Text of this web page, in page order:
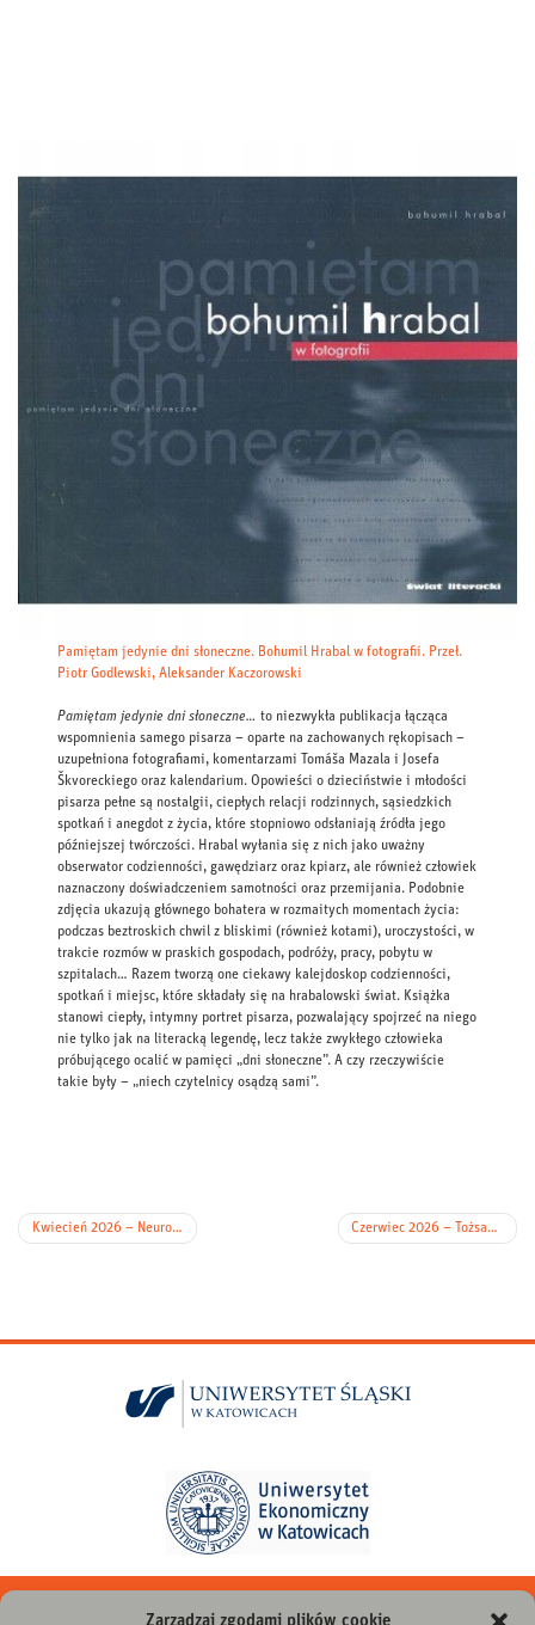
Zarządzaj zgodami plików cookie
Pamiętam jedynie dni słoneczne. Bohumil Hrabal w fotografii. Przeł.
Piotr Godlewski, Aleksander Kaczorowski
Pamiętam jedynie dni słoneczne… to niezwykła publikacja łącząca
wspomnienia samego pisarza – oparte na zachowanych rękopisach –
uzupełniona fotografiami, komentarzami Tomáša Mazala i Josefa
Škvoreckiego oraz kalendarium. Opowieści o dzieciństwie i młodości
pisarza pełne są nostalgii, ciepłych relacji rodzinnych, sąsiedzkich
spotkań i anegdot z życia, które stopniowo odsłaniają źródła jego
późniejszej twórczości. Hrabal wyłania się z nich jako uważny
obserwator codzienności, gawędziarz oraz kpiarz, ale również człowiek
naznaczony doświadczeniem samotności oraz przemijania. Podobnie
zdjęcia ukazują głównego bohatera w rozmaitych momentach życia:
podczas beztroskich chwil z bliskimi (również kotami), uroczystości, w
trakcie rozmów w praskich gospodach, podróży, pracy, pobytu w
szpitalach… Razem tworzą one ciekawy kalejdoskop codzienności,
spotkań i miejsc, które składały się na hrabalowski świat. Książka
stanowi ciepły, intymny portret pisarza, pozwalający spojrzeć na niego
nie tylko jak na literacką legendę, lecz także zwykłego człowieka
próbującego ocalić w pamięci „dni słoneczne”. A czy rzeczywiście
takie były – „niech czytelnicy osądzą sami”.
Nawigacja
Kwiecień 2026 – Neuroatypowość Czerwiec 2026 – Tożsamość i orientacja